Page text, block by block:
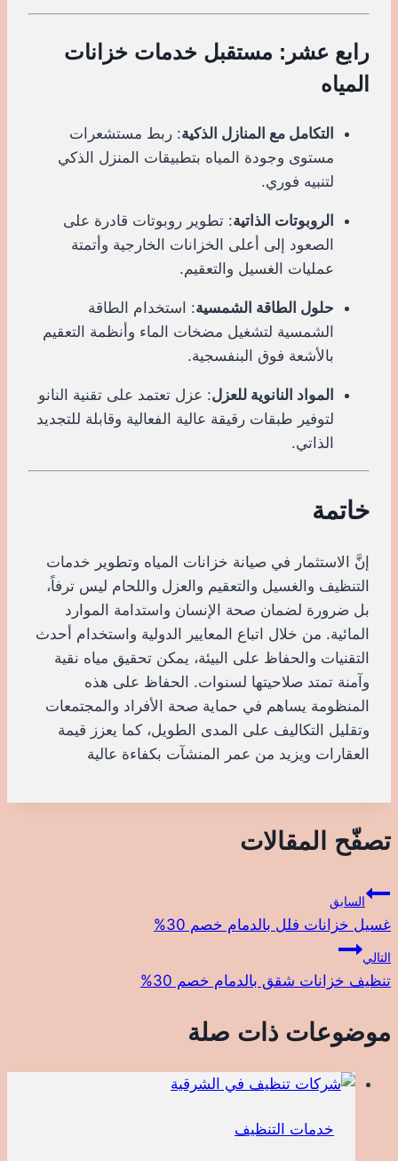
رابع عشر: مستقبل خدمات خزانات
المياه
التكامل مع المنازل الذكية: ربط مستشعرات
مستوى وجودة المياه بتطبيقات المنزل الذكي
لتنبيه فوري.
الروبوتات الذاتية: تطوير روبوتات قادرة على
الصعود إلى أعلى الخزانات الخارجية وأتمتة
عمليات الغسيل والتعقيم.
حلول الطاقة الشمسية: استخدام الطاقة
الشمسية لتشغيل مضخات الماء وأنظمة التعقيم
بالأشعة فوق البنفسجية.
المواد النانوية للعزل: عزل تعتمد على تقنية النانو
لتوفير طبقات رقيقة عالية الفعالية وقابلة للتجديد
الذاتي.
خاتمة
إنَّ الاستثمار في صيانة خزانات المياه وتطوير خدمات
التنظيف والغسيل والتعقيم والعزل واللحام ليس ترفاً،
بل ضرورة لضمان صحة الإنسان واستدامة الموارد
المائية. من خلال اتباع المعايير الدولية واستخدام أحدث
التقنيات والحفاظ على البيئة، يمكن تحقيق مياه نقية
وآمنة تمتد صلاحيتها لسنوات. الحفاظ على هذه
المنظومة يساهم في حماية صحة الأفراد والمجتمعات
وتقليل التكاليف على المدى الطويل، كما يعزز قيمة
العقارات ويزيد من عمر المنشآت بكفاءة عالية
تصفّح المقالات
السابق
غسيل خزانات فلل بالدمام خصم 30%
التالي
تنظيف خزانات شقق بالدمام خصم 30%
موضوعات ذات صلة
خدمات التنظيف